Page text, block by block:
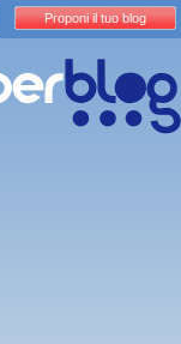
Proponi il tuo blog